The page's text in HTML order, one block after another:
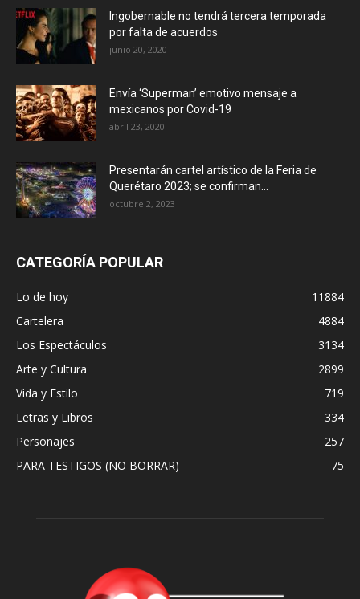
Ingobernable no tendrá tercera temporada
por falta de acuerdos
junio 20, 2020
Envía ‘Superman’ emotivo mensaje a
mexicanos por Covid-19
abril 23, 2020
Presentarán cartel artístico de la Feria de
Querétaro 2023; se confirman...
octubre 2, 2023
CATEGORÍA POPULAR
Lo de hoy
11884
Cartelera
4884
Los Espectáculos
3134
Arte y Cultura
2899
Vida y Estilo
719
Letras y Libros
334
Personajes
257
PARA TESTIGOS (NO BORRAR)
75